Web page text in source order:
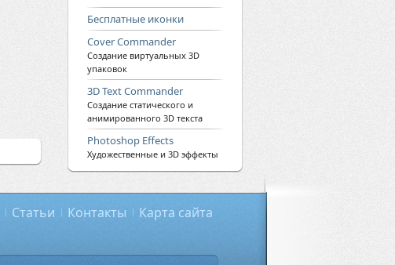
Бесплатные иконки
Cover Commander
Создание виртуальных 3D
упаковок
3D Text Commander
Создание статического и
анимированного 3D текста
Photoshop Effects
Художественные и 3D эффекты
Статьи Контакты Карта сайта